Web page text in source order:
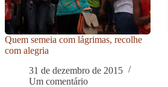
Quem semeia com lágrimas, recolhe
com alegria
31 de dezembro de 2015
Um comentário